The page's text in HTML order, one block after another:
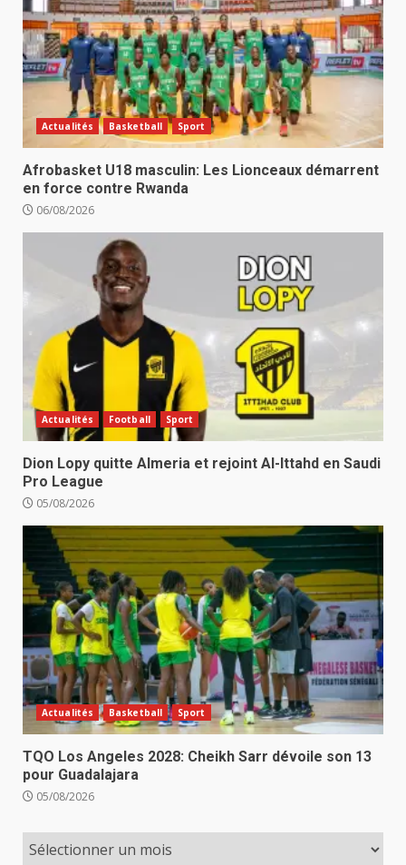
Actualités Basketball Sport
Afrobasket U18 masculin: Les Lionceaux démarrent
en force contre Rwanda
06/08/2026
Actualités Football Sport
Dion Lopy quitte Almeria et rejoint Al-Ittahd en Saudi
Pro League
05/08/2026
Actualités Basketball Sport
TQO Los Angeles 2028: Cheikh Sarr dévoile son 13
pour Guadalajara
05/08/2026